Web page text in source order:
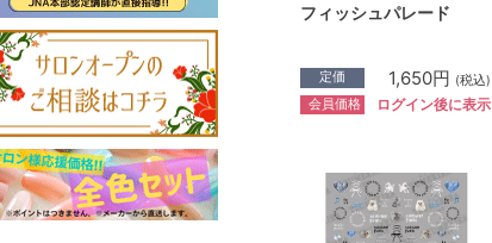
フィッシュパレード
定価 1,650円 (税込)
会員価格 ログイン後に表示